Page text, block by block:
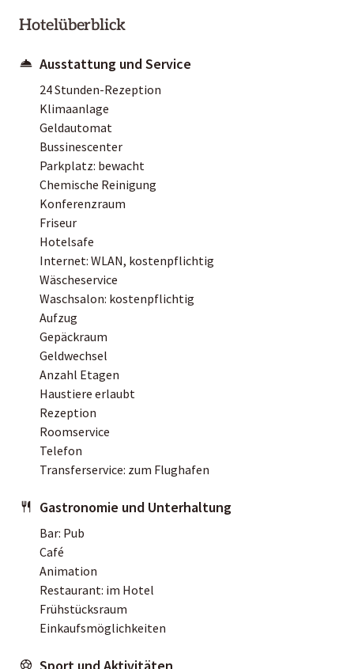
Hotelüberblick
Ausstattung und Service
24 Stunden-Rezeption
Klimaanlage
Geldautomat
Bussinescenter
Parkplatz: bewacht
Chemische Reinigung
Konferenzraum
Friseur
Hotelsafe
Internet: WLAN, kostenpflichtig
Wäscheservice
Waschsalon: kostenpflichtig
Aufzug
Gepäckraum
Geldwechsel
Anzahl Etagen
Haustiere erlaubt
Rezeption
Roomservice
Telefon
Transferservice: zum Flughafen
Gastronomie und Unterhaltung
Bar: Pub
Café
Animation
Restaurant: im Hotel
Frühstücksraum
Einkaufsmöglichkeiten